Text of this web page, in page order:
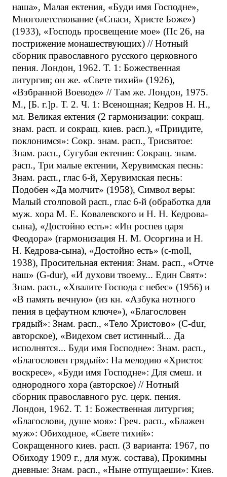
наша», Малая ектения, «Буди имя Господне»,
Многолетствование («Спаси, Христе Боже»)
(1933), «Господь просвещение мое» (Пс 26, на
пострижение монашествующих) // Нотный
сборник православного русского церковного
пения. Лондон, 1962. Т. 1: Божественная
литургия; он же. «Свете тихий» (1926),
«Взбранной Воеводе» // Там же. Лондон, 1975.
М., [Б. г.]р. Т. 2. Ч. 1: Всенощная; Кедров Н. Н.,
мл. Великая ектения (2 гармонизации: сокращ.
знам. расп. и сокращ. киев. расп.), «Приидите,
поклонимся»: Сокр. знам. расп., Трисвятое:
Знам. расп., Сугубая ектения: Сокращ. знам.
расп., Три малые ектении, Херувимская песнь:
Знам. расп., глас 6-й, Херувимская песнь:
Подобен «Да молчит» (1958), Символ веры:
Малый столповой расп., глас 6-й (обработка для
муж. хора М. Е. Ковалевского и Н. Н. Кедрова-
сына), «Достойно есть»: «Ин роспев царя
Феодора» (гармонизация Н. М. Осоргина и Н.
Н. Кедрова-сына), «Достойно есть» (c-moll,
1938), Просительная ектения: Знам. расп., «Отче
наш» (G-dur), «И духови твоему... Един Свят»:
Знам. расп., «Хвалите Господа с небес» (1956) и
«В память вечную» (из кн. «Азбука нотного
пения в цефаутном ключе»), «Благословен
грядый»: Знам. расп., «Тело Христово» (C-dur,
авторское), «Видехом свет истинный... Да
исполнятся... Буди имя Господне»: Знам. расп.,
«Благословен грядый»: На мелодию «Христос
воскресе», «Буди имя Господне»: Для смеш. и
однородного хора (авторское) // Нотный
сборник православного рус. церк. пения.
Лондон, 1962. Т. 1: Божественная литургия;
«Благослови, душе моя»: Греч. расп., «Блажен
муж»: Обиходное, «Свете тихий»:
Сокращенного киев. расп. (3 варианта: 1967, по
Обиходу 1909 г., для муж. состава), Прокимны
дневные: Знам. расп., «Ныне отпущаеши»: Киев.